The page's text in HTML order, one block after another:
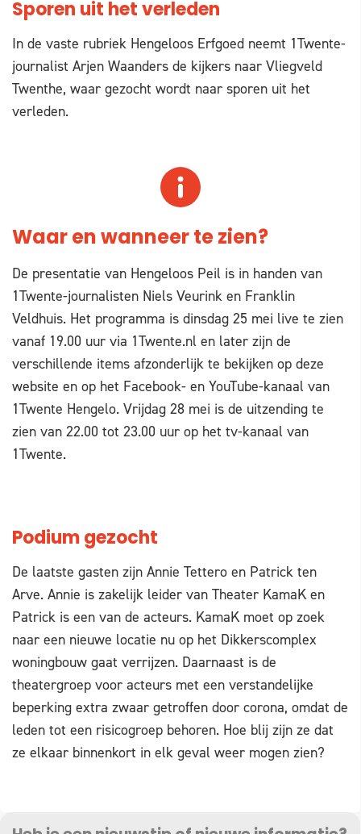
Sporen uit het verleden
In de vaste rubriek Hengeloos Erfgoed neemt 1Twente-
journalist Arjen Waanders de kijkers naar Vliegveld
Twenthe, waar gezocht wordt naar sporen uit het
verleden.
Waar en wanneer te zien?
De presentatie van Hengeloos Peil is in handen van
1Twente-journalisten Niels Veurink en Franklin
Veldhuis. Het programma is dinsdag 25 mei live te zien
vanaf 19.00 uur via 1Twente.nl en later zijn de
verschillende items afzonderlijk te bekijken op deze
website en op het Facebook- en YouTube-kanaal van
1Twente Hengelo. Vrijdag 28 mei is de uitzending te
zien van 22.00 tot 23.00 uur op het tv-kanaal van
1Twente.
Podium gezocht
De laatste gasten zijn Annie Tettero en Patrick ten
Arve. Annie is zakelijk leider van Theater KamaK en
Patrick is een van de acteurs. KamaK moet op zoek
naar een nieuwe locatie nu op het Dikkerscomplex
woningbouw gaat verrijzen. Daarnaast is de
theatergroep voor acteurs met een verstandelijke
beperking extra zwaar getroffen door corona, omdat de
leden tot een risicogroep behoren. Hoe blij zijn ze dat
ze elkaar binnenkort in elk geval weer mogen zien?